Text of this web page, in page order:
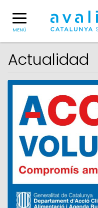
MENÚ
Actualidad